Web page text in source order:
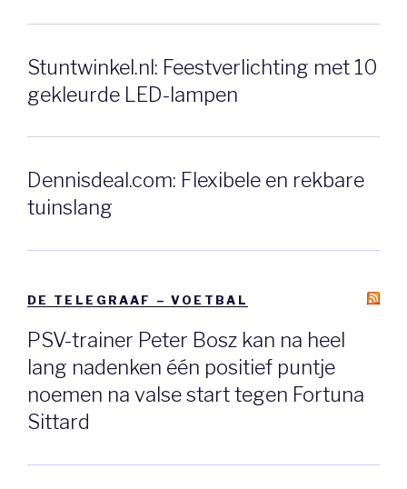
Stuntwinkel.nl: Feestverlichting met 10
gekleurde LED-lampen
Dennisdeal.com: Flexibele en rekbare
tuinslang
DE TELEGRAAF – VOETBAL
PSV-trainer Peter Bosz kan na heel
lang nadenken één positief puntje
noemen na valse start tegen Fortuna
Sittard